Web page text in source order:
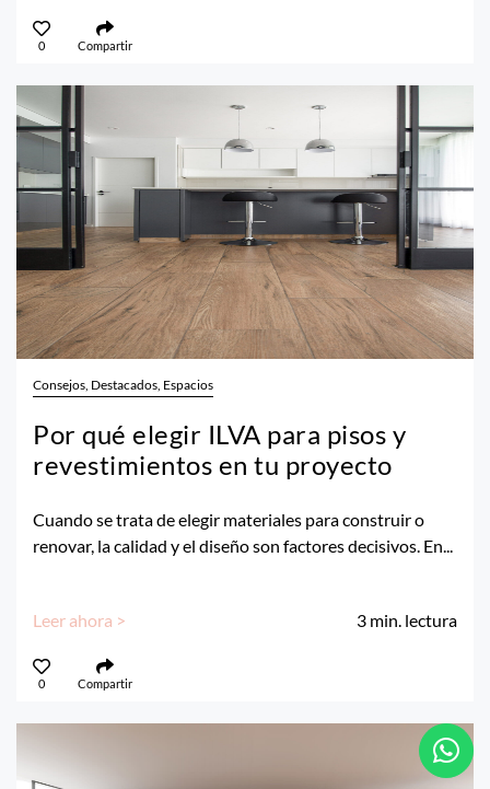
0 Compartir
Consejos, Destacados, Espacios
Por qué elegir ILVA para pisos y
revestimientos en tu proyecto
Cuando se trata de elegir materiales para construir o
renovar, la calidad y el diseño son factores decisivos. En...
Leer ahora > 3 min. lectura
0 Compartir